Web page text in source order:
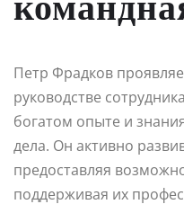
Петр Фрадков
руководстве
богатом опыте и
дела. Он активно
предоставляя
поддерживая их